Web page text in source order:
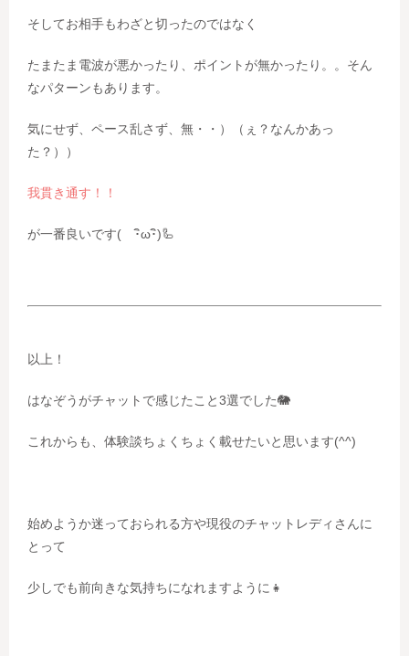
そしてお相手もわざと切ったのではなく
たまたま電波が悪かったり、ポイントが無かったり。。そん
なパターンもあります。
気にせず、ペース乱さず、無・・）（ぇ？なんかあっ
た？））
我貫き通す！！
が一番良いです( ･ิω･ิ)🦾
以上！
はなぞうがチャットで感じたこと3選でした🐘
これからも、体験談ちょくちょく載せたいと思います(^^)
始めようか迷っておられる方や現役のチャットレディさんに
とって
少しでも前向きな気持ちになれますように👧